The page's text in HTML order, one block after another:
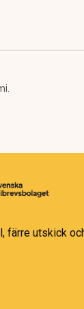
färre utskick